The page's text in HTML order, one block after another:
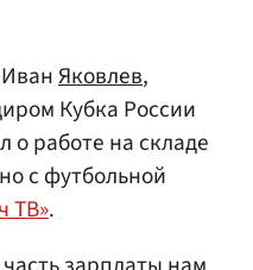
Яковлев,
Кубка России
о работе на складе
с футбольной
ТВ».